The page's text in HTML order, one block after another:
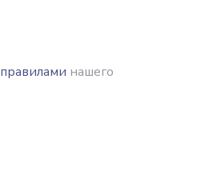
правилами нашего